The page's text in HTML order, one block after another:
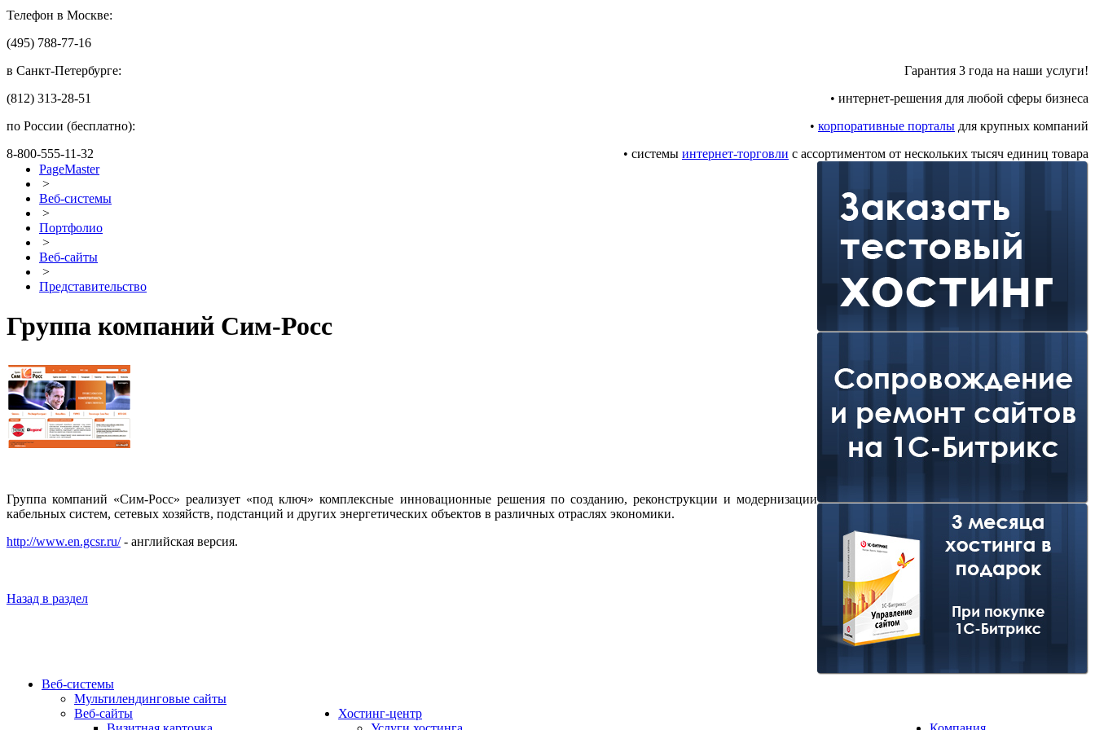
Телефон в Москве:
(495) 788-77-16
в Санкт-Петербурге:
(812) 313-28-51
по России (бесплатно):
8-800-555-11-32
Гарантия 3 года на наши услуги!
• интернет-решения для любой сферы бизнеса
• корпоративные порталы для крупных компаний
• системы интернет-торговли с ассортиментом от нескольких тысяч единиц товара
PageMaster
>
Веб-системы
>
Портфолио
>
Веб-сайты
>
Представительство
Группа компаний Сим-Росс
Группа компаний «Сим-Росс» реализует «под ключ» комплексные инновационные решения по созданию, реконструкции и модернизации
кабельных систем, сетевых хозяйств, подстанций и других энергетических объектов в различных отраслях экономики.
http://www.en.gcsr.ru/- английская версия.
Назад в раздел
Веб-системы
Мультилендинговые сайты
Веб-сайты
Хостинг-центр